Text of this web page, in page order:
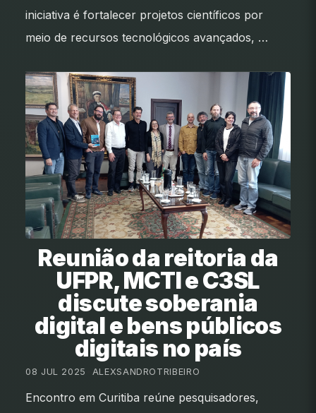
iniciativa é fortalecer projetos científicos por
meio de recursos tecnológicos avançados, …
Reunião da reitoria da
UFPR, MCTI e C3SL
discute soberania
digital e bens públicos
digitais no país
08 JUL 2025 ALEXSANDROTRIBEIRO
Encontro em Curitiba reúne pesquisadores,